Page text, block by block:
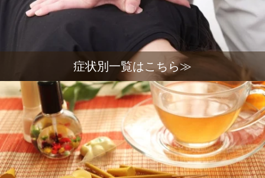
症状別一覧はこちら≫